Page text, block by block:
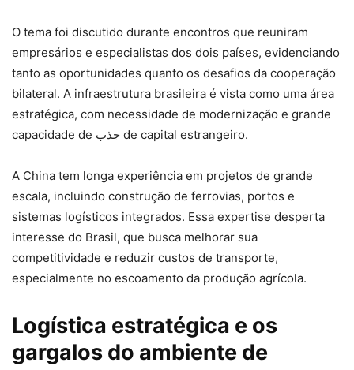
O tema foi discutido durante encontros que reuniram
empresários e especialistas dos dois países, evidenciando
tanto as oportunidades quanto os desafios da cooperação
bilateral. A infraestrutura brasileira é vista como uma área
estratégica, com necessidade de modernização e grande
capacidade de جذب de capital estrangeiro.
A China tem longa experiência em projetos de grande
escala, incluindo construção de ferrovias, portos e
sistemas logísticos integrados. Essa expertise desperta
interesse do Brasil, que busca melhorar sua
competitividade e reduzir custos de transporte,
especialmente no escoamento da produção agrícola.
Logística estratégica e os
gargalos do ambiente de